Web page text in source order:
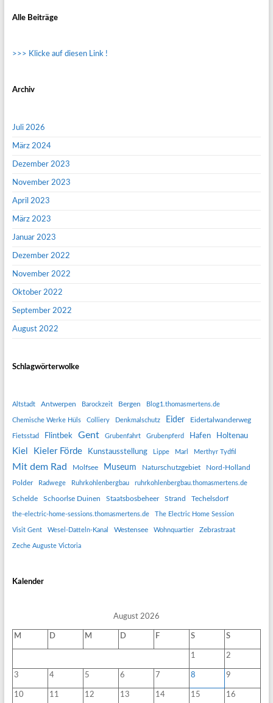
Alle Beiträge
>>> Klicke auf diesen Link !
Archiv
Juli 2026
März 2024
Dezember 2023
November 2023
April 2023
März 2023
Januar 2023
Dezember 2022
November 2022
Oktober 2022
September 2022
August 2022
Schlagwörterwolke
Altstadt Antwerpen Barockzeit Bergen Blog1.thomasmertens.de
Chemische Werke Hüls Colliery Denkmalschutz Eider Eidertalwanderweg
Fietsstad Flintbek Gent Grubenfahrt Grubenpferd Hafen Holtenau
Kiel Kieler Förde Kunstausstellung Lippe Marl Merthyr Tydfil
Mit dem Rad Molfsee Museum Naturschutzgebiet Nord-Holland
Polder Radwege Ruhrkohlenbergbau ruhrkohlenbergbau.thomasmertens.de
Schelde Schoorlse Duinen Staatsbosbeheer Strand Techelsdorf
the-electric-home-sessions.thomasmertens.de The Electric Home Session
Visit Gent Wesel-Datteln-Kanal Westensee Wohnquartier Zebrastraat
Zeche Auguste Victoria
Kalender
August 2026
M D M D F S S
1 2
3 4 5 6 7 8 9
10 11 12 13 14 15 16